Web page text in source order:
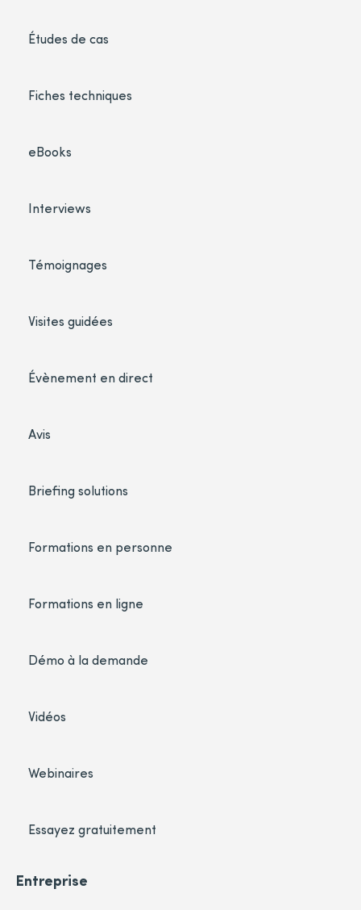
Études de cas
Fiches techniques
eBooks
Interviews
Témoignages
Visites guidées
Évènement en direct
Avis
Briefing solutions
Formations en personne
Formations en ligne
Démo à la demande
Vidéos
Webinaires
Essayez gratuitement
Entreprise